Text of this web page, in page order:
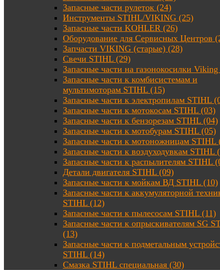
Запасные части рулеток (24)
Инструменты STIHL/VIKING (25)
Запасные части KOHLER (26)
Оборудование для Сервисных Центров
Запчасти VIKING (старые) (28)
Свечи STIHL (29)
Запасные части на газонокосилки
Запасные части к комбисистемам и
мультимоторам STIHL (15)
Запасные части к электропилам STIHL
Запасные части к мотокосам STIHL (03)
Запасные части к бензорезам STIHL (04)
Запасные части к мотобурам STIHL (05)
Запасные части к мотоножницам STIHL
Запасные части к воздуходувкам STIHL
Запасные части к распылителям STIHL
Детали двигателя STIHL (09)
Запасные части к мойкам ВД STIHL (10)
Запасные части к аккумуляторной
STIHL (12)
Запасные части к пылесосам STIHL (11)
Запасные части к опрыскивателям SG
(13)
Запасные части к подметальным
STIHL (14)
Смазка STIHL специальная (30)